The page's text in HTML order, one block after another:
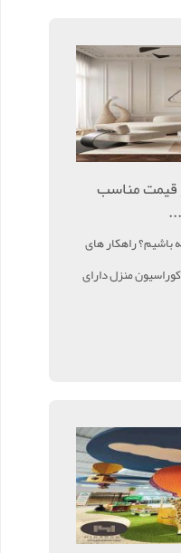
قیمت مناسب
راهکار های
منزل دارای